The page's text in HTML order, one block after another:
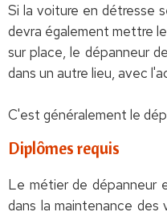
Si la voiture en détresse
devra également mettre
sur place, le dépanneur
dans un autre lieu, avec
C'est généralement le
Diplômes requis
Le métier de dépanneur
dans la maintenance des